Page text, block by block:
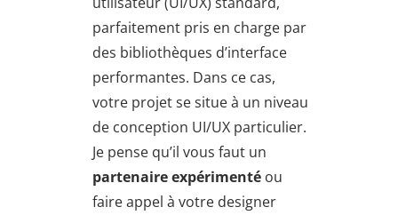
parfaitement pris en charge par
des bibliothèques d’interface
performantes. Dans ce cas,
votre projet se situe à un niveau
de conception UI/UX particulier.
Je pense qu’il vous faut un
partenaire expérimenté ou
faire appel à votre designer